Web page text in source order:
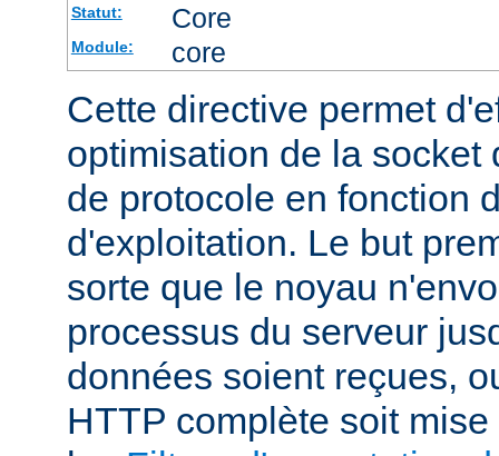
Statut: Core
Module: core
Cette directive permet
optimisation de la socket
de protocole en fonction
d'exploitation. Le but
sorte que le noyau
processus du serveur
données soient reçues,
HTTP complète soit